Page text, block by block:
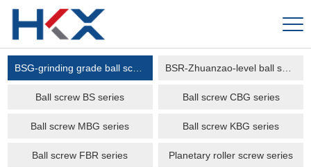
Ball screw BS series Ball screw CBG series
Ball screw MBG series Ball screw KBG series
Ball screw FBR series Planetary roller screw series